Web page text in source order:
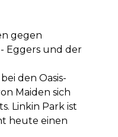
gegen
Eggers und der
den Oasis-
Maiden sich
Linkin Park ist
heute einen